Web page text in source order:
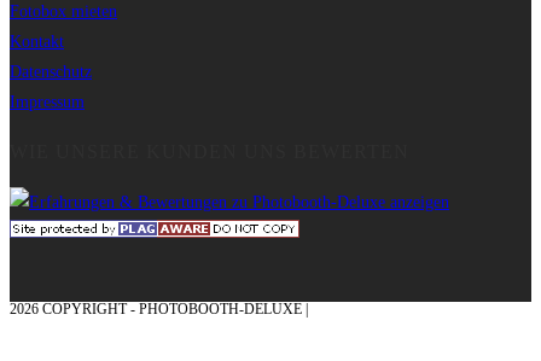
Fotobox mieten
Kontakt
Datenschutz
Impressum
2026 COPYRIGHT - PHOTOBOOTH-DELUXE |